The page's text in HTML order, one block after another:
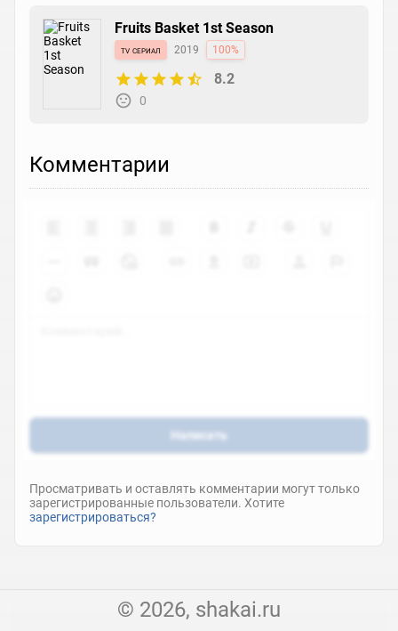
Fruits Basket 1st Season
tv сериал 2019 100%
8.2
0
Комментарии
Написать
Просматривать и оставлять комментарии могут только
зарегистрированные пользователи. Хотите
зарегистрироваться?
© 2026, shakai.ru